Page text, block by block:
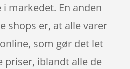
markedet. En anden
shops er, at alle varer
som gør det let
priser, iblandt alle de